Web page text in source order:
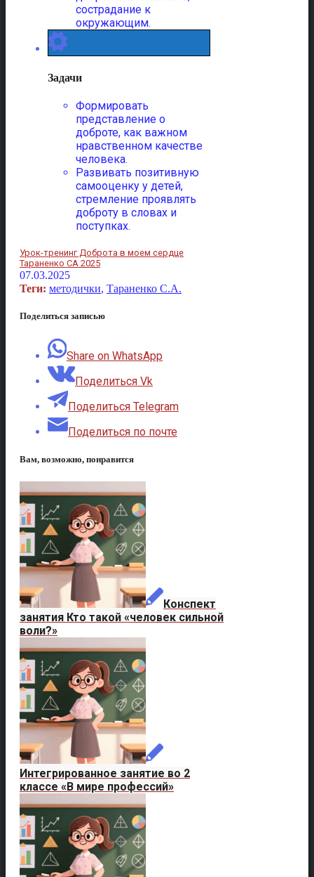
сострадание к
окружающим.
Задачи
Формировать
представление о
доброте, как важном
нравственном качестве
человека.
Развивать позитивную
самооценку у детей,
стремление проявлять
доброту в словах и
поступках.
Урок-тренинг Доброта в моем сердце
Тараненко СА 2025
07.03.2025
Теги: методички, Тараненко С.А.
Поделиться записью
Share on WhatsApp
Поделиться Vk
Поделиться Telegram
Поделиться по почте
Вам, возможно, понравится
Конспект
занятия Кто такой «человек сильной
воли?»
Интегрированное занятие во 2
классе «В мире профессий»